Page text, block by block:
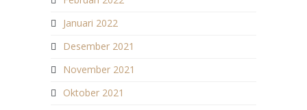
Januari 2022
Desember 2021
November 2021
Oktober 2021